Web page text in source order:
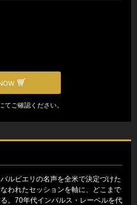
てご確認ください。
ルビエリの名声を全米で決定づけた
われたセッションを軸に、どこまで
。70年代インパルス・レーベルを代